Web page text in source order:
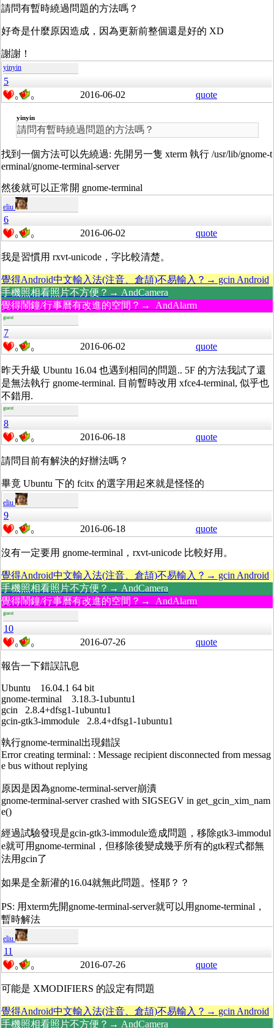
請問有暫時繞過問題的方法嗎？
好奇是什麼原因造成，因為更新前整個還是好的 XD
謝謝！
yinyin
5
0 0 2016-06-02 quote
yinyin
請問有暫時繞過問題的方法嗎？
找到一個方法可以先繞過: 先開另一隻 xterm 執行 /usr/lib/gnome-t
erminal/gnome-terminal-server
然後就可以正常開 gnome-terminal
eliu
6
0 0 2016-06-02 quote
我是習慣用 rxvt-unicode，字比較清楚。
覺得Android中文輸入法(注音、倉頡)不易輸入？→ gcin Android
手機照相看照片不方便？→ AndCamera
覺得鬧鐘/行事曆有改進的空間？→ AndAlarm
guest
7
0 0 2016-06-02 quote
昨天升級 Ubuntu 16.04 也遇到相同的問題.. 5F 的方法我試了還
是無法執行 gnome-terminal. 目前暫時改用 xfce4-terminal, 似乎也
不錯用.
guest
8
0 0 2016-06-18 quote
請問目前有解決的好辦法嗎？
畢竟 Ubuntu 下的 fcitx 的選字用起來就是怪怪的
eliu
9
0 0 2016-06-18 quote
沒有一定要用 gnome-terminal，rxvt-unicode 比較好用。
覺得Android中文輸入法(注音、倉頡)不易輸入？→ gcin Android
手機照相看照片不方便？→ AndCamera
覺得鬧鐘/行事曆有改進的空間？→ AndAlarm
guest
10
0 0 2016-07-26 quote
報告一下錯誤訊息
Ubuntu 16.04.1 64 bit
gnome-terminal 3.18.3-1ubuntu1
gcin 2.8.4+dfsg1-1ubuntu1
gcin-gtk3-immodule 2.8.4+dfsg1-1ubuntu1
執行gnome-terminal出現錯誤
Error creating terminal: : Message recipient disconnected from messag
e bus without replying
原因是因為gnome-terminal-server崩潰
gnome-terminal-server crashed with SIGSEGV in get_gcin_xim_nam
e()
經過試驗發現是gcin-gtk3-immodule造成問題，移除gtk3-immodul
e就可用gnome-terminal，但移除後變成幾乎所有的gtk程式都無
法用gcin了
如果是全新灌的16.04就無此問題。怪耶？？
PS: 用xterm先開gnome-terminal-server就可以用gnome-terminal，
暫時解法
eliu
11
0 0 2016-07-26 quote
可能是 XMODIFIERS 的設定有問題
覺得Android中文輸入法(注音、倉頡)不易輸入？→ gcin Android
手機照相看照片不方便？→ AndCamera